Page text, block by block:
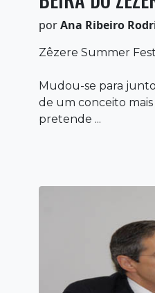
porAna Ribeiro
Zêzere Summer Fest
Mudou-se para
de um conceito
pretende ...